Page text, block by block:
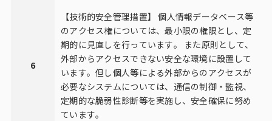
6
【技術的安全管理措置】 個人情報データベース等
のアクセス権については、最小限の権限とし、定
期的に見直しを行っています。 また原則として、
外部からアクセスできない安全な環境に設置して
います。但し個人等による外部からのアクセスが
必要なシステムについては、通信の制御・監視、
定期的な脆弱性診断等を実施し、安全確保に努め
ています。